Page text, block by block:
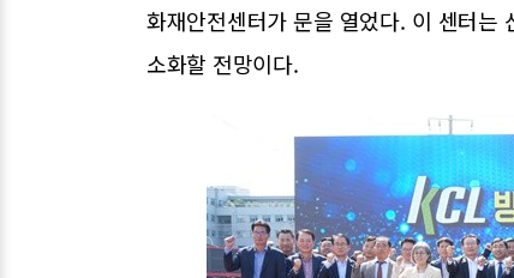
화재안전센터가 문을 열었다. 이 센터는
소화할 전망이다.